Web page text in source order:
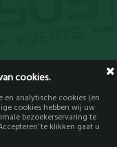
cookies.
en analytische cookies (en
cookies hebben wij uw
bezoekerservaring te
te klikken gaat u